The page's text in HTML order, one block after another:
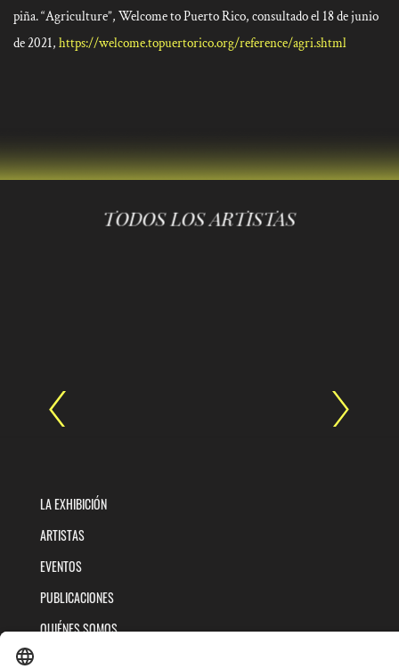
piña. “Agriculture”, Welcome to Puerto Rico, consultado el 18 de junio
de 2021, https://welcome.topuertorico.org/reference/agri.shtml
TODOS LOS ARTISTAS
LA EXHIBICIÓN
ARTISTAS
EVENTOS
PUBLICACIONES
QUIÉNES SOMOS